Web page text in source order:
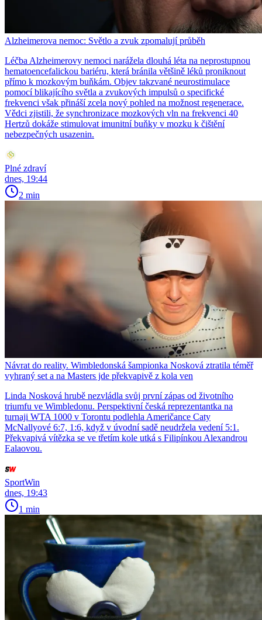
Alzheimerova nemoc: Světlo a zvuk zpomalují průběh
Léčba Alzheimerovy nemoci narážela dlouhá léta na neprostupnou
hematoencefalickou bariéru, která bránila většině léků proniknout
přímo k mozkovým buňkám. Objev takzvané neurostimulace
pomocí blikajícího světla a zvukových impulsů o specifické
frekvenci však přináší zcela nový pohled na možnost regenerace.
Vědci zjistili, že synchronizace mozkových vln na frekvenci 40
Hertzů dokáže stimulovat imunitní buňky v mozku k čištění
nebezpečných usazenin.
Plné zdraví
dnes, 19:44
2 min
Návrat do reality. Wimbledonská šampionka Nosková ztratila téměř
vyhraný set a na Masters jde překvapivě z kola ven
Linda Nosková hrubě nezvládla svůj první zápas od životního
triumfu ve Wimbledonu. Perspektivní česká reprezentantka na
turnaji WTA 1000 v Torontu podlehla Američance Caty
McNallyové 6:7, 1:6, když v úvodní sadě neudržela vedení 5:1.
Překvapivá vítězka se ve třetím kole utká s Filipínkou Alexandrou
Ealaovou.
SportWin
dnes, 19:43
1 min